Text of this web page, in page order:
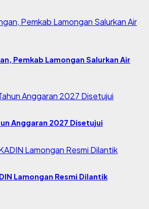
Pemkab Lamongan Salurkan Air
Anggaran 2027 Disetujui
Lamongan Resmi Dilantik